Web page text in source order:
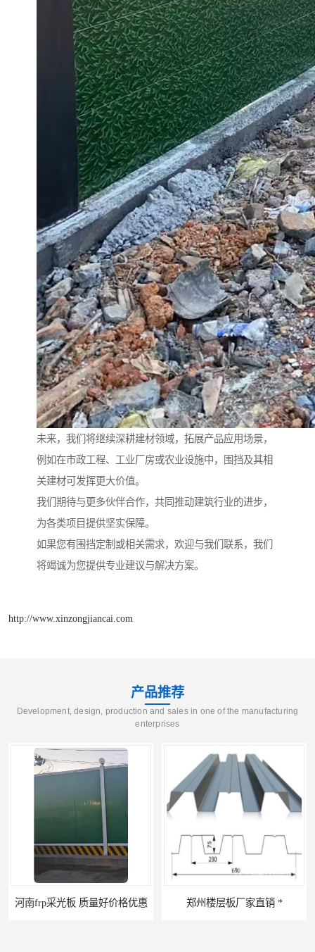
未来，我们将继续深耕建材领域，拓展产品应用场景，
例如在市政工程、工业厂房或农业设施中，围挡及其相
关建材可发挥更大价值。
我们期待与更多伙伴合作，共同推动建筑行业的进步，
为各类项目提供坚实保障。
如果您有围挡定制或相关需求，欢迎与我们联系，我们
将竭诚为您提供专业建议与解决方案。
http://www.xinzongjiancai.com
产品推荐
Development, design, production and sales in one of the manufacturing
enterprises
郑州楼层板厂家直销 *